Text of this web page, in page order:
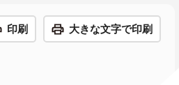
印刷 大きな文字で印刷